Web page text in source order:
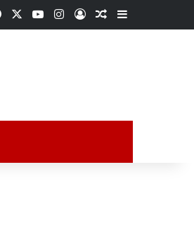
FacebookYouTubeInstagram
AccesoPublicación al
Barra lateral